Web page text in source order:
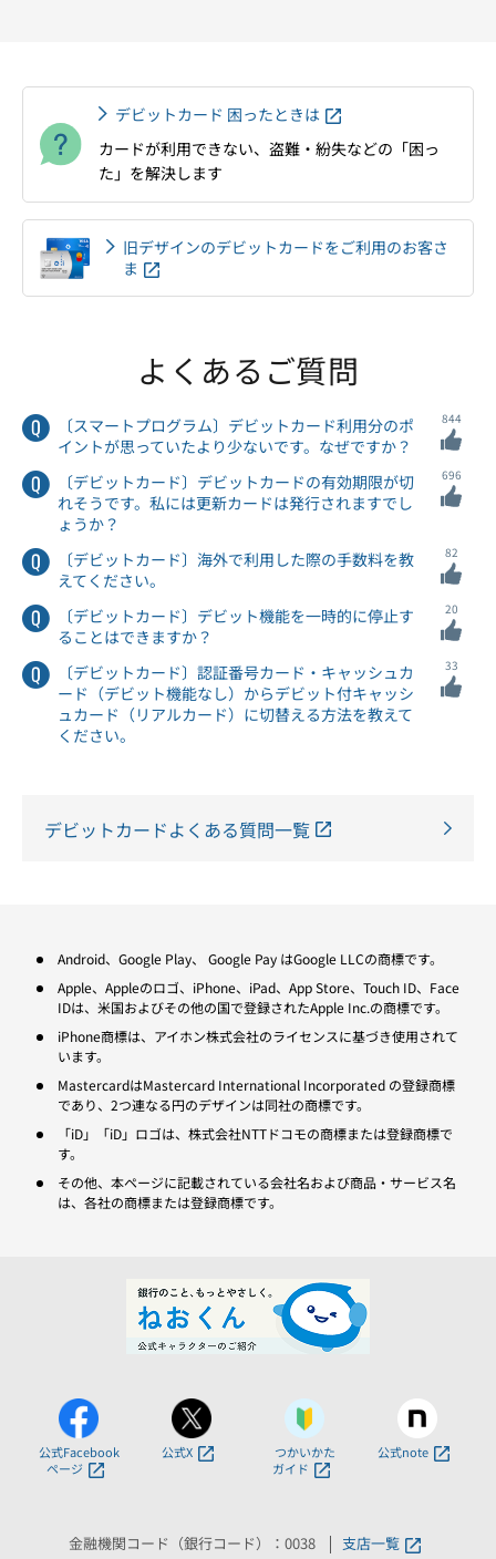
デビットカード 困ったときは
カードが利用できない、盗難・紛失などの「困っ
た」を解決します
旧デザインのデビットカードをご利用のお客さ
ま
よくあるご質問
〔スマートプログラム〕デビットカード利用分のポ
イントが思っていたより少ないです。なぜですか？
844
〔デビットカード〕デビットカードの有効期限が切
れそうです。私には更新カードは発行されますでし
ょうか？
696
〔デビットカード〕海外で利用した際の手数料を教
えてください。
82
〔デビットカード〕デビット機能を一時的に停止す
ることはできますか？
20
〔デビットカード〕認証番号カード・キャッシュカ
ード（デビット機能なし）からデビット付キャッシ
ュカード（リアルカード）に切替える方法を教えて
ください。
33
デビットカードよくある質問一覧
Android、Google Play、 Google Pay はGoogle LLCの商標です。
Apple、Appleのロゴ、iPhone、iPad、App Store、Touch ID、Face
IDは、米国およびその他の国で登録されたApple Inc.の商標です。
iPhone商標は、アイホン株式会社のライセンスに基づき使用されて
います。
MastercardはMastercard International Incorporated の登録商標
であり、2つ連なる円のデザインは同社の商標です。
「iD」「iD」ロゴは、株式会社NTTドコモの商標または登録商標で
す。
その他、本ページに記載されている会社名および商品・サービス名
は、各社の商標または登録商標です。
公式Facebook
ページ
公式X
つかいかた
ガイド
公式note
金融機関コード（銀行コード）：0038 支店一覧